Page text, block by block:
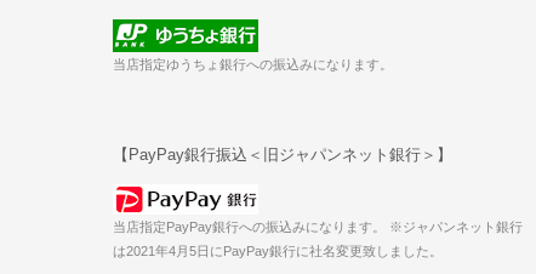
当店指定ゆうちょ銀行への振込みになります。
【PayPay銀行振込＜旧ジャパンネット銀行＞】
当店指定PayPay銀行への振込みになります。 ※ジャパンネット銀行
は2021年4月5日にPayPay銀行に社名変更致しました。